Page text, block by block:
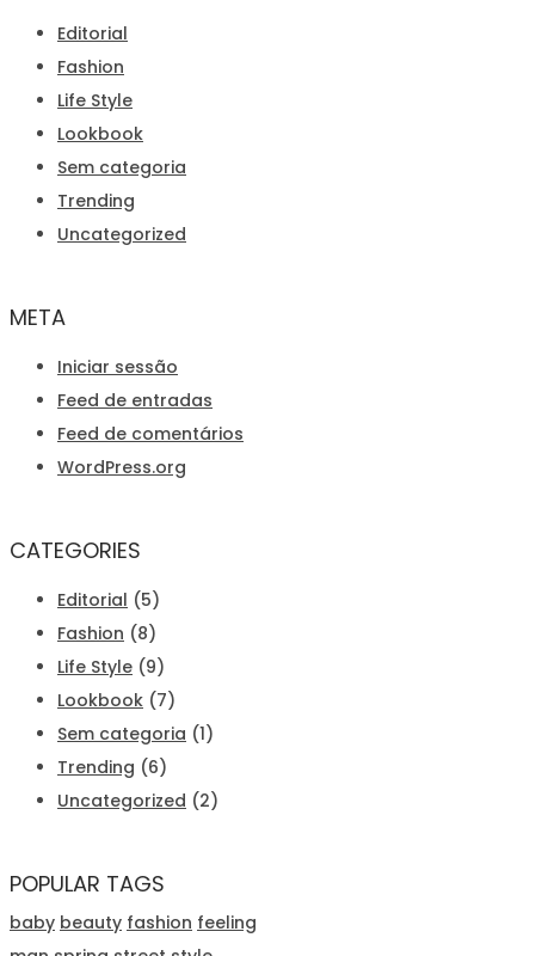
Editorial
Fashion
Life Style
Lookbook
Sem categoria
Trending
Uncategorized
META
Iniciar sessão
Feed de entradas
Feed de comentários
WordPress.org
CATEGORIES
Editorial (5)
Fashion (8)
Life Style (9)
Lookbook (7)
Sem categoria (1)
Trending (6)
Uncategorized (2)
POPULAR TAGS
baby beauty fashion feeling